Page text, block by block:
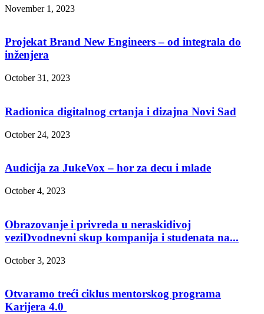
November 1, 2023
Projekat Brand New Engineers – od integrala do
inženjera
October 31, 2023
Radionica digitalnog crtanja i dizajna Novi Sad
October 24, 2023
Audicija za JukeVox – hor za decu i mlade
October 4, 2023
Obrazovanje i privreda u neraskidivoj
veziDvodnevni skup kompanija i studenata na...
October 3, 2023
Otvaramo treći ciklus mentorskog programa
Karijera 4.0